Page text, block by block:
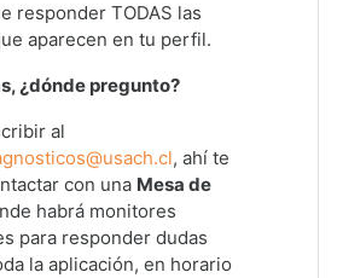
responder TODAS las
aparecen en tu perfil.
¿dónde pregunto?
al
, ahí te
con una Mesa de
habrá monitores
para responder dudas
la aplicación, en horario de